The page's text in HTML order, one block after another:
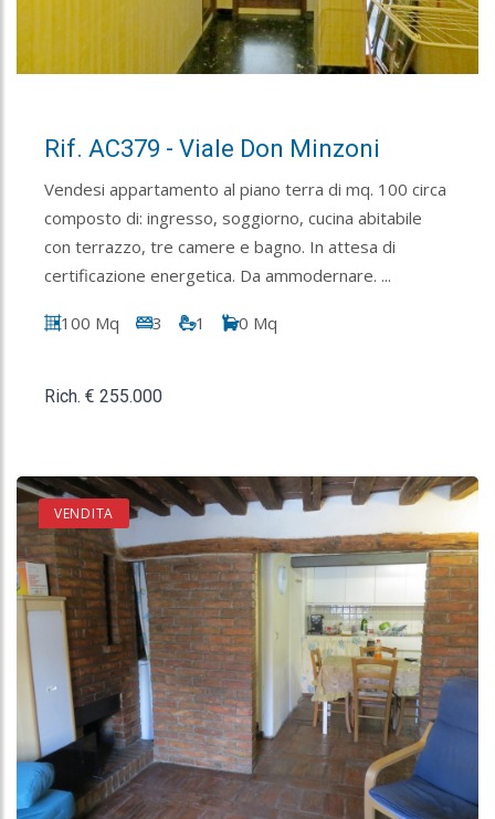
Rif. AC379 - Viale Don Minzoni
Vendesi appartamento al piano terra di mq. 100 circa
composto di: ingresso, soggiorno, cucina abitabile
con terrazzo, tre camere e bagno. In attesa di
certificazione energetica. Da ammodernare. ...
100 Mq 3 1 0 Mq
Rich. € 255.000
VENDITA